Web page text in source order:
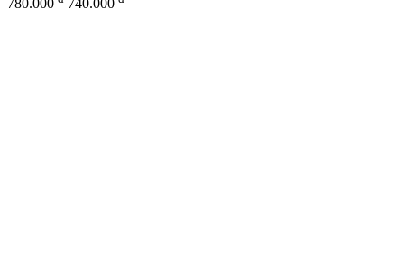
780.000
740.000